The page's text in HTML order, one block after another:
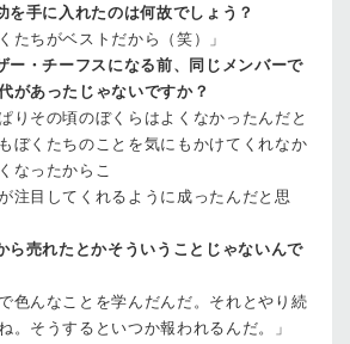
を手に入れたのは何故でしょう？
たちがベストだから（笑）」
ー・チーフスになる前、同じメンバーで
があったじゃないですか？
りその頃のぼくらはよくなかったんだと
ぼくたちのことを気にもかけてくれなか
なったからこ
注目してくれるように成ったんだと思
ら売れたとかそういうことじゃないんで
色んなことを学んだんだ。それとやり続
。そうするといつか報われるんだ。」